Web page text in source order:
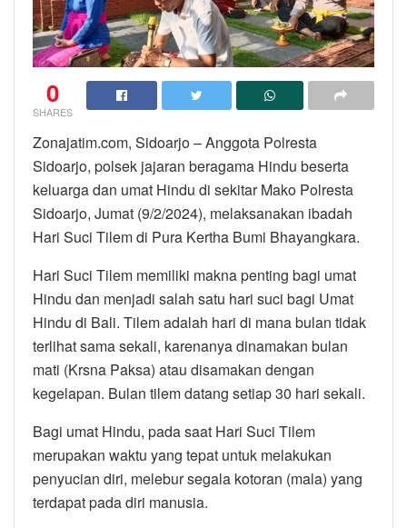
0
SHARES
Zonajatim.com, Sidoarjo – Anggota Polresta
Sidoarjo, polsek jajaran beragama Hindu beserta
keluarga dan umat Hindu di sekitar Mako Polresta
Sidoarjo, Jumat (9/2/2024), melaksanakan ibadah
Hari Suci Tilem di Pura Kertha Bumi Bhayangkara.
Hari Suci Tilem memiliki makna penting bagi umat
Hindu dan menjadi salah satu hari suci bagi Umat
Hindu di Bali. Tilem adalah hari di mana bulan tidak
terlihat sama sekali, karenanya dinamakan bulan
mati (Krsna Paksa) atau disamakan dengan
kegelapan. Bulan tilem datang setiap 30 hari sekali.
Bagi umat Hindu, pada saat Hari Suci Tilem
merupakan waktu yang tepat untuk melakukan
penyucian diri, melebur segala kotoran (mala) yang
terdapat pada diri manusia.